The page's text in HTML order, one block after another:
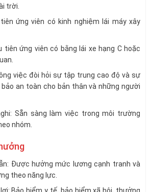
trời.
ứng viên có kinh nghiệm lái máy xây
tiên ứng viên có bằng lái xe hạng C hoặc
việc đòi hỏi sự tập trung cao độ và sự
an toàn cho bản thân và những người
Sẵn sàng làm việc trong môi trường
nhóm.
Được hưởng mức lương cạnh tranh và
theo năng lực.